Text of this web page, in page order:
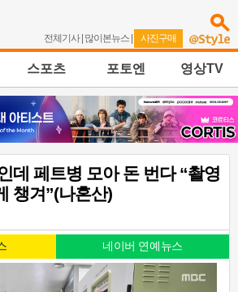
전체기사| 많이본뉴스 | 사진구매
스포츠 포토엔 영상TV
데 페트병 모아 돈 번다 “촬영
챙겨”(나혼산)
네이버 연예뉴스